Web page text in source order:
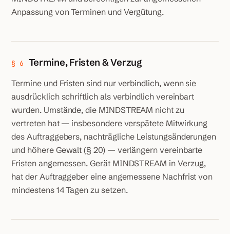
Anpassung von Terminen und Vergütung.
§ 6 Termine, Fristen & Verzug
Termine und Fristen sind nur verbindlich, wenn sie
ausdrücklich schriftlich als verbindlich vereinbart
wurden. Umstände, die MINDSTREAM nicht zu
vertreten hat — insbesondere verspätete Mitwirkung
des Auftraggebers, nachträgliche Leistungsänderungen
und höhere Gewalt (§ 20) — verlängern vereinbarte
Fristen angemessen. Gerät MINDSTREAM in Verzug,
hat der Auftraggeber eine angemessene Nachfrist von
mindestens 14 Tagen zu setzen.